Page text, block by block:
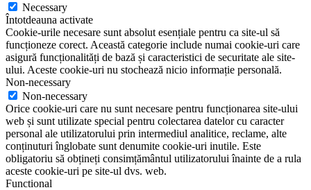
Necessary
Întotdeauna activate
Cookie-urile necesare sunt absolut esențiale pentru ca site-ul să
funcționeze corect. Această categorie include numai cookie-uri care
asigură funcționalități de bază și caracteristici de securitate ale site-
ului. Aceste cookie-uri nu stochează nicio informație personală.
Non-necessary
Non-necessary
Orice cookie-uri care nu sunt necesare pentru funcționarea site-ului
web și sunt utilizate special pentru colectarea datelor cu caracter
personal ale utilizatorului prin intermediul analitice, reclame, alte
conținuturi înglobate sunt denumite cookie-uri inutile. Este
obligatoriu să obțineți consimțământul utilizatorului înainte de a rula
aceste cookie-uri pe site-ul dvs. web.
Functional